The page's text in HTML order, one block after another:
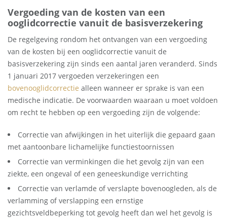
Vergoeding van de kosten van een
ooglidcorrectie vanuit de basisverzekering
De regelgeving rondom het ontvangen van een vergoeding
van de kosten bij een ooglidcorrectie vanuit de
basisverzekering zijn sinds een aantal jaren veranderd. Sinds
1 januari 2017 vergoeden verzekeringen een
bovenooglidcorrectie alleen wanneer er sprake is van een
medische indicatie. De voorwaarden waaraan u moet voldoen
om recht te hebben op een vergoeding zijn de volgende:
Correctie van afwijkingen in het uiterlijk die gepaard gaan
met aantoonbare lichamelijke functiestoornissen
Correctie van verminkingen die het gevolg zijn van een
ziekte, een ongeval of een geneeskundige verrichting
Correctie van verlamde of verslapte bovenoogleden, als de
verlamming of verslapping een ernstige
gezichtsveldbeperking tot gevolg heeft dan wel het gevolg is